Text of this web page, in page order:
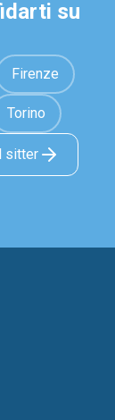
su
Firenze
Torino
sitter